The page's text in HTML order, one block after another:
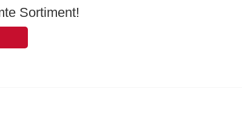
Sortiment!